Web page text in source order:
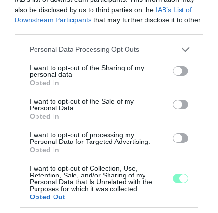
also be disclosed by us to third parties on the IAB’s List of
Downstream Participants that may further disclose it to other
Please note that this website/app uses one or more Google
not limited to your visit or usage behaviour. You may click to
grant or deny consent to Google and its third-party tags to
use your data for below specified purposes in below Google
consent section.
Personal Data Processing Opt Outs
I want to opt-out of the Sharing of my
personal data.
Opted In
I want to opt-out of the Sale of my
Personal Data.
Opted In
I want to opt-out of processing my
Personal Data for Targeted Advertising.
Opted In
I want to opt-out of Collection, Use,
Retention, Sale, and/or Sharing of my
Personal Data that Is Unrelated with the
Purposes for which it was collected.
Opted Out
KÁNIKULA-AKTUÁL: MEGHOSSZABBÍTOTTÁK A
HŐSÉGRIASZTÁST, A KÖVETKEZŐ 48 ÓRA LEHET A
SZEMPONTJÁBÓL, DE AZ UTOLSÓ PAKSI TURBINA
EGYELŐRE KITART
A Védelmi Munkacsoport szerint egyelőre stabil az ország
villamosenergia-rendszere, de továbbra is takarékosságra kérik